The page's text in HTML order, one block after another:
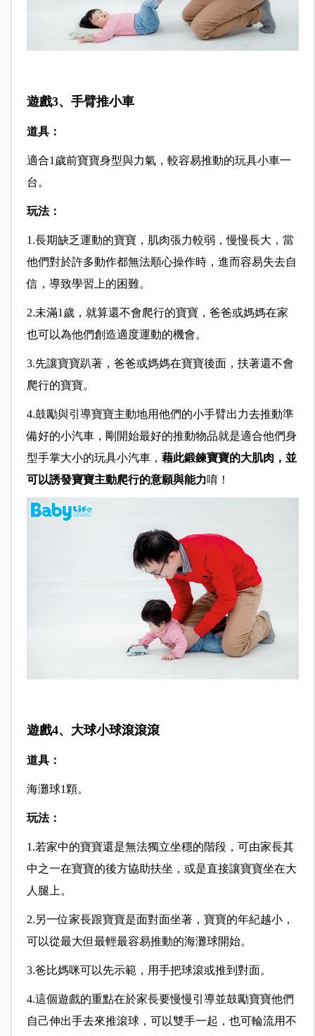
遊戲3、手臂推小車
道具：
適合1歲前寶寶身型與力氣，較容易推動的玩具小車一
台。
玩法：
1.長期缺乏運動的寶寶，肌肉張力較弱，慢慢長大，當
他們對於許多動作都無法順心操作時，進而容易失去自
信，導致學習上的困難。
2.未滿1歲，就算還不會爬行的寶寶，爸爸或媽媽在家
也可以為他們創造適度運動的機會。
3.先讓寶寶趴著，爸爸或媽媽在寶寶後面，扶著還不會
爬行的寶寶。
4.鼓勵與引導寶寶主動地用他們的小手臂出力去推動準
備好的小汽車，剛開始最好的推動物品就是適合他們身
型手掌大小的玩具小汽車， 藉此鍛鍊寶寶的大肌肉，並
可以誘發寶寶主動爬行的意願與能力唷！
遊戲4、大球小球滾滾滾
道具：
海灘球1顆。
玩法：
1.若家中的寶寶還是無法獨立坐穩的階段，可由家長其
中之一在寶寶的後方協助扶坐，或是直接讓寶寶坐在大
人腿上。
2.另一位家長跟寶寶是面對面坐著，寶寶的年紀越小，
可以從最大但最輕最容易推動的海灘球開始。
3.爸比媽咪可以先示範，用手把球滾或推到對面。
4.這個遊戲的重點在於家長要慢慢引導並鼓勵寶寶他們
自己伸出手去來推滾球，可以雙手一起，也可輪流用不